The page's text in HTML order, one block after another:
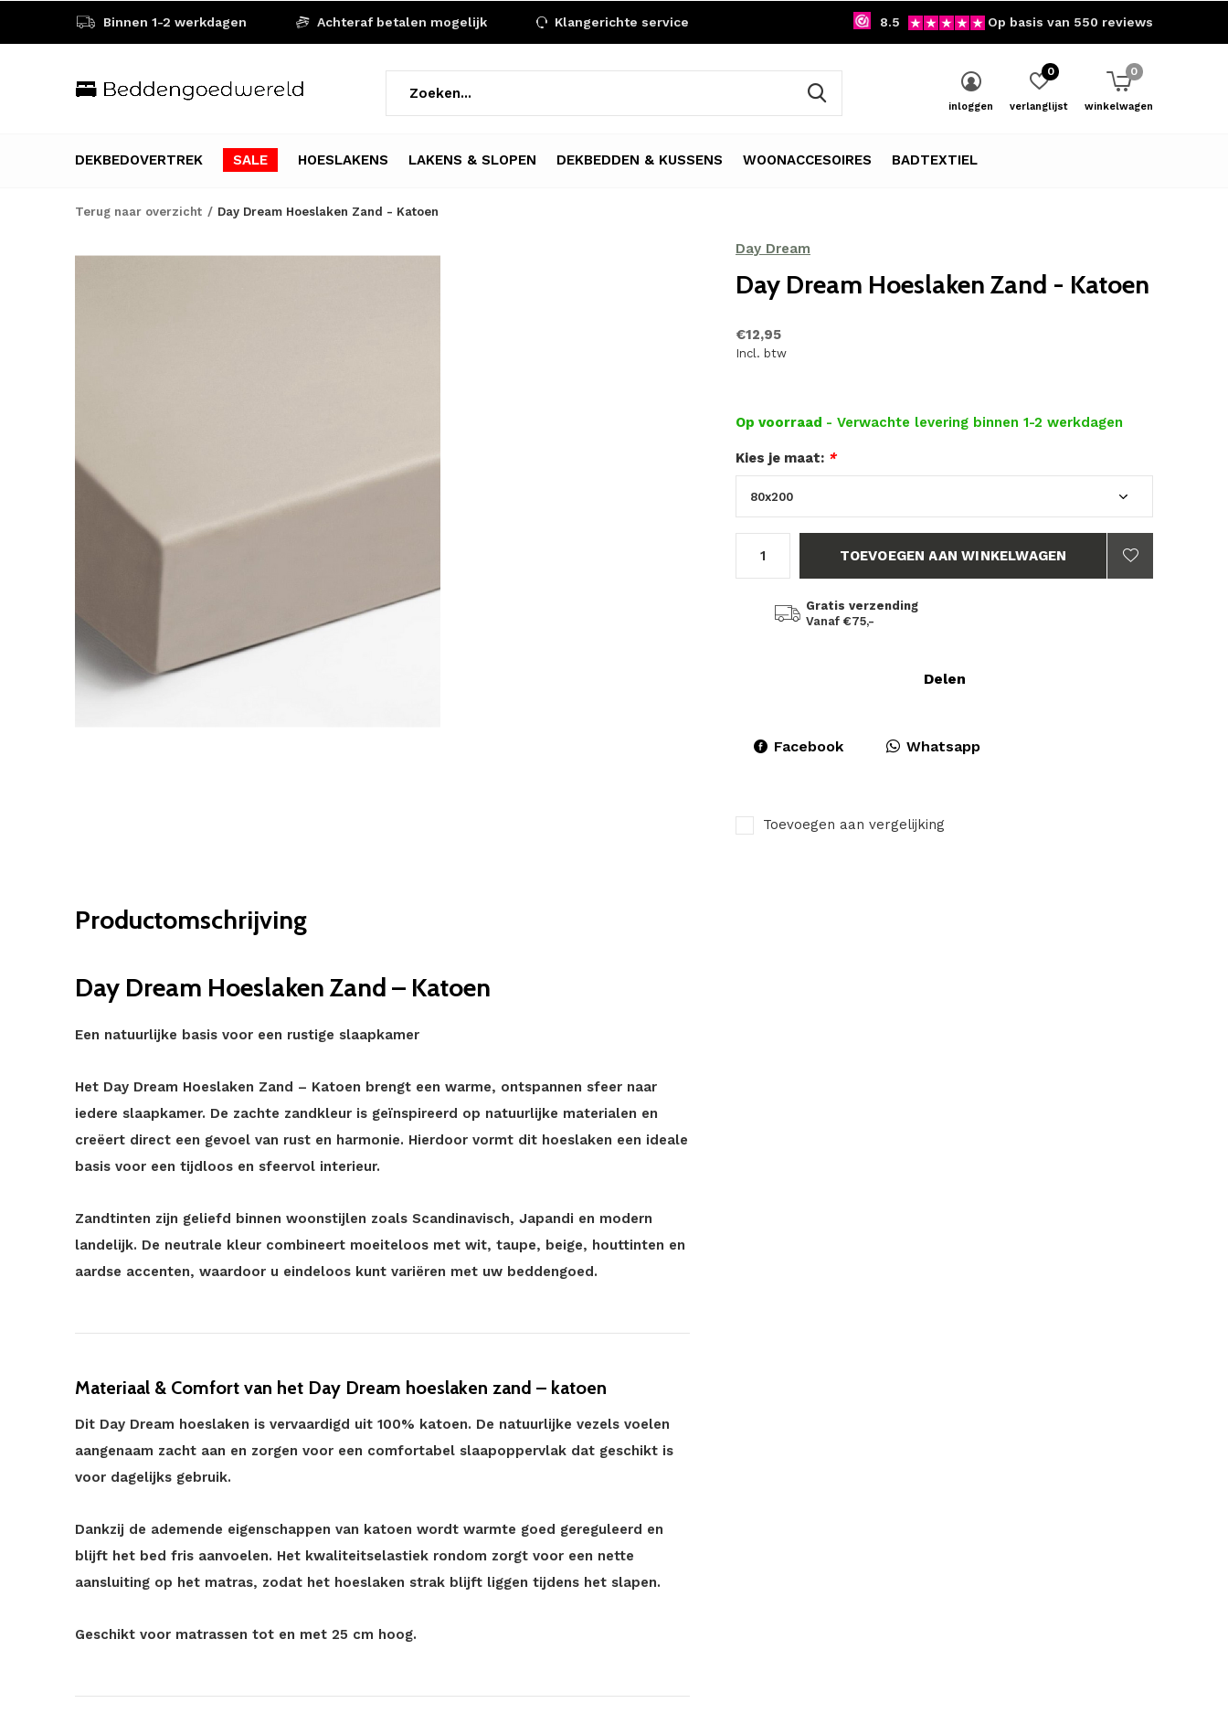
DEKBEDOVERTREK SALE HOESLAKENS LAKENS & SLOPEN DEKBEDDEN & KUSSENS WOONACCESOIRES BADTEXTIEL
inloggen verlanglijst
0
winkelwagen
0
Binnen 1-2 werkdagen Achteraf betalen mogelijk Klangerichte service 8.5 Op basis van 550 reviews
Terug naar overzicht Day Dream Hoeslaken Zand - Katoen
Day Dream
Day Dream Hoeslaken Zand - Katoen
€12,95
Incl. btw
Op voorraad - Verwachte levering binnen 1-2 werkdagen
Kies je maat: *
TOEVOEGEN AAN WINKELWAGEN
Gratis verzending
Vanaf €75,-
Delen
Facebook Whatsapp
Toevoegen aan vergelijking
Productomschrijving
Day Dream Hoeslaken Zand – Katoen
Een natuurlijke basis voor een rustige slaapkamer
Het Day Dream Hoeslaken Zand – Katoen brengt een warme, ontspannen sfeer naar
iedere slaapkamer. De zachte zandkleur is geïnspireerd op natuurlijke materialen en
creëert direct een gevoel van rust en harmonie. Hierdoor vormt dit hoeslaken een ideale
basis voor een tijdloos en sfeervol interieur.
Zandtinten zijn geliefd binnen woonstijlen zoals Scandinavisch, Japandi en modern
landelijk. De neutrale kleur combineert moeiteloos met wit, taupe, beige, houttinten en
aardse accenten, waardoor u eindeloos kunt variëren met uw beddengoed.
Materiaal & Comfort van het Day Dream hoeslaken zand – katoen
Dit Day Dream hoeslaken is vervaardigd uit 100% katoen. De natuurlijke vezels voelen
aangenaam zacht aan en zorgen voor een comfortabel slaapoppervlak dat geschikt is
voor dagelijks gebruik.
Dankzij de ademende eigenschappen van katoen wordt warmte goed gereguleerd en
blijft het bed fris aanvoelen. Het kwaliteitselastiek rondom zorgt voor een nette
aansluiting op het matras, zodat het hoeslaken strak blijft liggen tijdens het slapen.
Geschikt voor matrassen tot en met 25 cm hoog.